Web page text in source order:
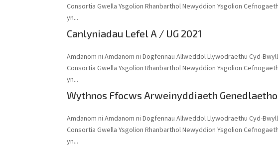
Consortia Gwella Ysgolion Rhanbarthol Newyddion Ysgolion
yn...
Canlyniadau Lefel A / UG 2021
Amdanom ni Amdanom ni Dogfennau Allweddol Llywodraethu Cyd-
Consortia Gwella Ysgolion Rhanbarthol Newyddion Ysgolion
yn...
Wythnos Ffocws Arweinyddiaeth
Amdanom ni Amdanom ni Dogfennau Allweddol Llywodraethu Cyd-
Consortia Gwella Ysgolion Rhanbarthol Newyddion Ysgolion
yn...